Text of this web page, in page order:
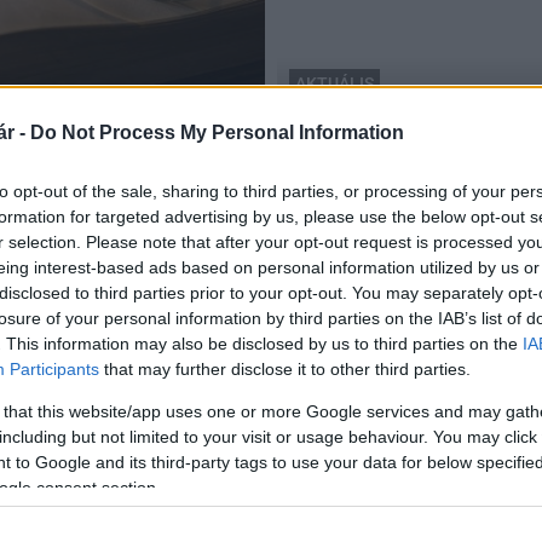
- Do Not Process My Personal Information
opt-out of the sale, sharing to third parties, or processing of your
for targeted advertising by us, please use the below opt-out
selection. Please note that after your opt-out request is processed
interest-based ads based on personal information utilized by us
to third parties prior to your opt-out. You may separately
of your personal information by third parties on the IAB’s list of
This information may also be disclosed by us to third parties on the
Participants that may further disclose it to other third parties.
that this website/app uses one or more Google services and may
but not limited to your visit or usage behaviour. You may
to Google and its third-party tags to use your data for below
consent section.
AKTUÁLIS
építészeti fotótár
2018.04.08